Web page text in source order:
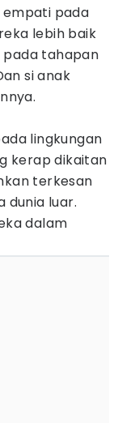
empati pada
lebih baik
pada tahapan
si anak
lingkungan
kerap dikaitan
terkesan
dunia luar.
dalam